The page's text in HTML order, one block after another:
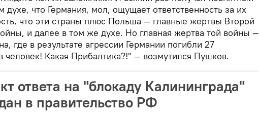
духе, что Германия, мол, ощущает ответственность за их
что эти страны плюс Польша — главные жертвы Второй
и далее в том же духе. Но главная жертва той войны —
где в результате агрессии Германии погибли 27
человек! Какая Прибалтика?!" — возмутился Пушков.
ответа на "блокаду Калининграда"
в правительство РФ